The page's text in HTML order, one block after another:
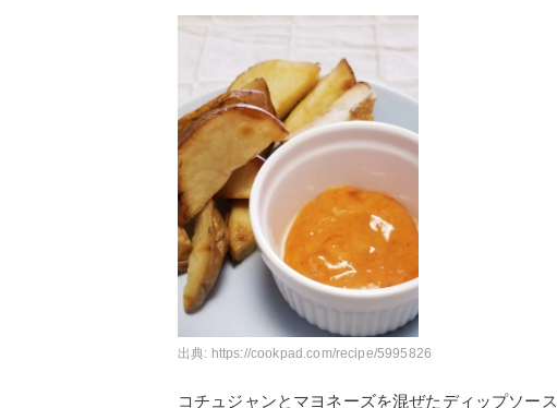
出典: https://cookpad.com/recipe/5995826
コチュジャンとマヨネーズを混ぜたディップソー